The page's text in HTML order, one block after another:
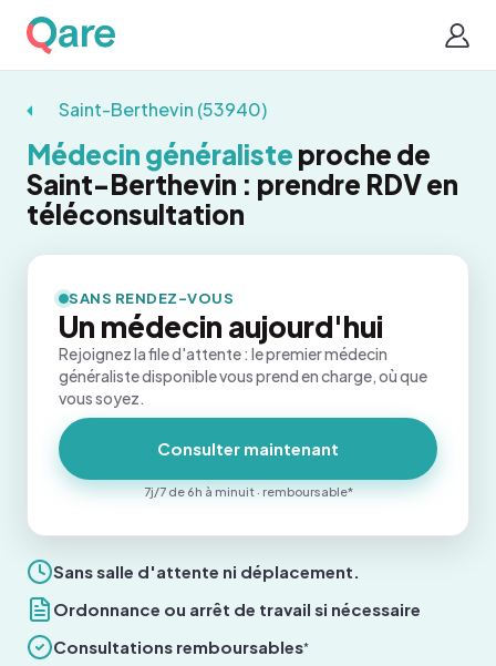
Saint-Berthevin (53940)
Médecin généraliste proche de
Saint-Berthevin : prendre RDV en
téléconsultation
Sans salle d'attente ni déplacement.
Ordonnance ou arrêt de travail si nécessaire
Consultations remboursables*
SANS RENDEZ-VOUS
Un médecin aujourd'hui
Rejoignez la file d'attente : le premier médecin
généraliste disponible vous prend en charge, où que
vous soyez.
Consulter maintenant
7j/7 de 6h à minuit · remboursable*